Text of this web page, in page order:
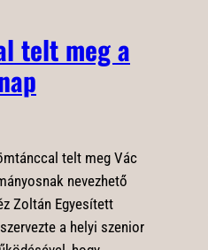
telt meg a
telt meg Vác
nevezhető
Zoltán Egyesített
a helyi szenior